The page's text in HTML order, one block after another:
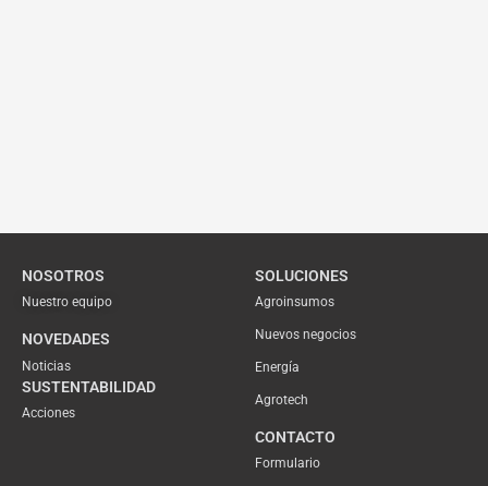
NOSOTROS
Nuestro equipo
NOVEDADES
Noticias
SUSTENTABILIDAD
Acciones
SOLUCIONES
Agroinsumos
Nuevos negocios
Energía
Agrotech
CONTACTO
Formulario